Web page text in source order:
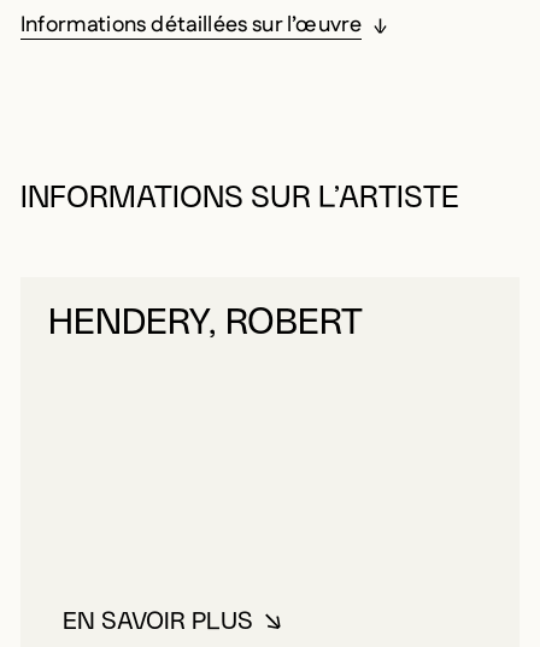
Informations détaillées sur l’œuvre
INFORMATIONS SUR L’ARTISTE
HENDERY, ROBERT
EN SAVOIR PLUSÀ PROPOS DE HENDERY,